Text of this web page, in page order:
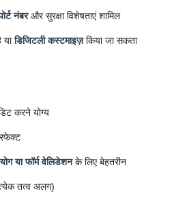
नंबरऔर सुरक्षा विशेषताएं शामिल
याडिजिटली कस्टमाइज़किया जा सकता
करने योग्य
या फॉर्म वेलिडेशनके लिए बेहतरीन
तत्व अलग)